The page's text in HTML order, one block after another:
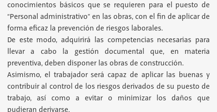
conocimientos básicos que se requieren para el puesto de
“Personal administrativo” en las obras, con el fin de aplicar de
forma eficaz la prevención de riesgos laborales.
De este modo, adquirirá las competencias necesarias para
llevar a cabo la gestión documental que, en materia
preventiva, deben disponer las obras de construcción.
Asimismo, el trabajador será capaz de aplicar las buenas y
contribuir al control de los riesgos derivados de su puesto de
trabajo, así como a evitar o minimizar los daños que
pudieran derivarse.